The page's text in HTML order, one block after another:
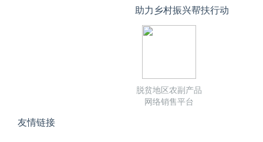
助力乡村振兴帮扶行动
脱贫地区农副产品
网络销售平台
友情链接